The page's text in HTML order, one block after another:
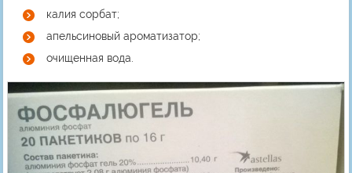
калия сорбат;
апельсиновый ароматизатор;
очищенная вода.